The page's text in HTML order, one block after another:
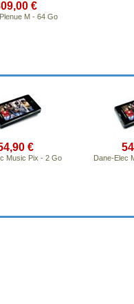
€
M - 64 Go
€
Music Pix - 2 Go Dane-Elec